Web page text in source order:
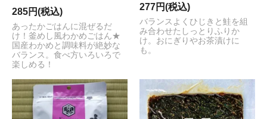
285円(税込)
あったかごはんに混ぜるだ
け！釜めし風わかめごはん★
国産わかめと調味料が絶妙な
バランス。食べ方いろいろで
楽しめる！
277円(税込)
バランスよくひじきと鮭を組
み合わせたしっとりふりか
け。おにぎりやお茶漬けに
も。